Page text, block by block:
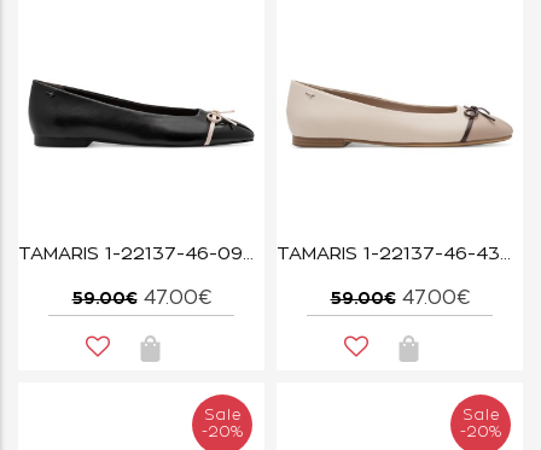
TAMARIS 1-22137-46-098 BLACK COMB
59.00€ 47.00€
TAMARIS 1-22137-46-430 IVORY COMB
59.00€ 47.00€
Sale
-20%
Sale
-20%